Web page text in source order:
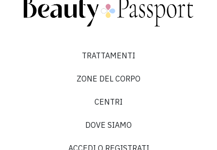
TRATTAMENTI
ZONE DEL CORPO
CENTRI
DOVE SIAMO
ACCEDI O REGISTRATI